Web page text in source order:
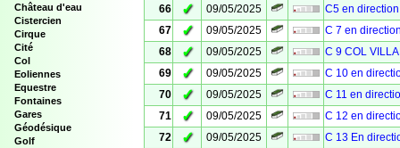
Château d'eau
Cistercien
Cirque
Cité
Col
Eoliennes
Equestre
Fontaines
Gares
Géodésique
Golf
66
✓ 09/05/2025
C5 en
67
✓ 09/05/2025
C 7 en
68
✓ 09/05/2025
C 9 COL
69
✓ 09/05/2025
C 10 en
70
✓ 09/05/2025
C 11 en
71
✓ 09/05/2025
C 12 en
72
✓ 09/05/2025
C 13 En